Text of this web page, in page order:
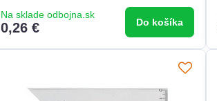
Na sklade odbojna.sk
0,26 € Do košíka